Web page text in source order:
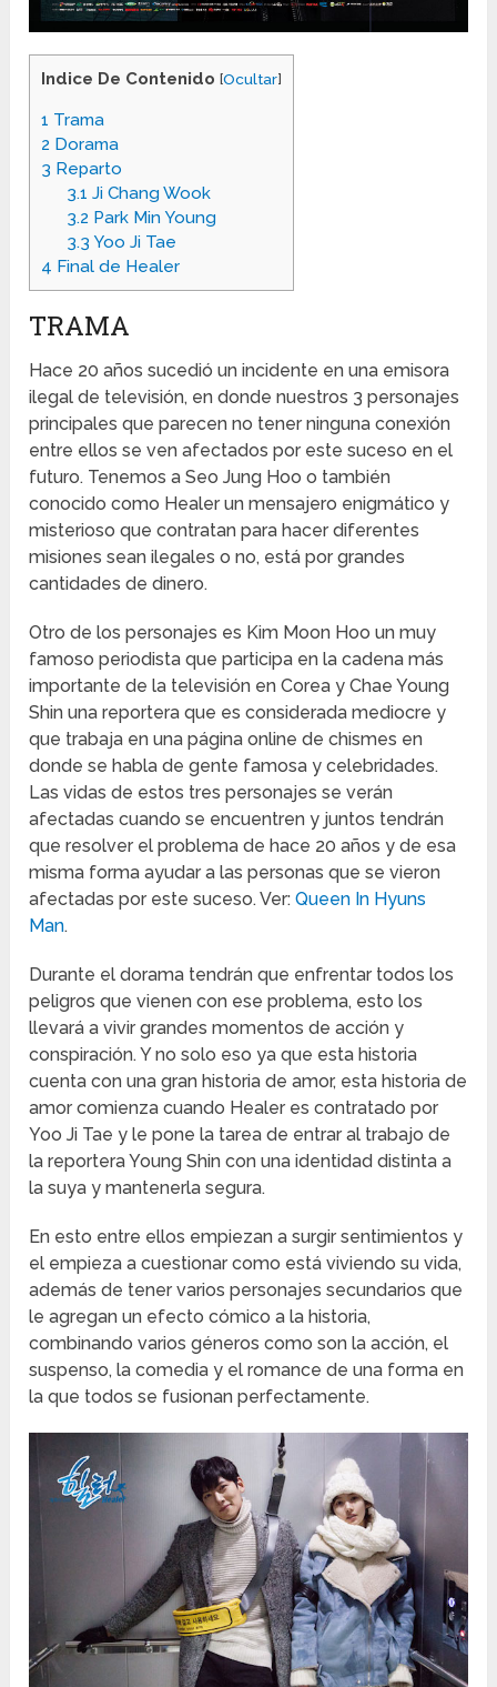
Indice De Contenido [Ocultar]
1 Trama
2 Dorama
3 Reparto
3.1 Ji Chang Wook
3.2 Park Min Young
3.3 Yoo Ji Tae
4 Final de Healer
TRAMA
Hace 20 años sucedió un incidente en una emisora
ilegal de televisión, en donde nuestros 3 personajes
principales que parecen no tener ninguna conexión
entre ellos se ven afectados por este suceso en el
futuro. Tenemos a Seo Jung Hoo o también
conocido como Healer un mensajero enigmático y
misterioso que contratan para hacer diferentes
misiones sean ilegales o no, está por grandes
cantidades de dinero.
Otro de los personajes es Kim Moon Hoo un muy
famoso periodista que participa en la cadena más
importante de la televisión en Corea y Chae Young
Shin una reportera que es considerada mediocre y
que trabaja en una página online de chismes en
donde se habla de gente famosa y celebridades.
Las vidas de estos tres personajes se verán
afectadas cuando se encuentren y juntos tendrán
que resolver el problema de hace 20 años y de esa
misma forma ayudar a las personas que se vieron
afectadas por este suceso. Ver:Queen In Hyuns
Man.
Durante el dorama tendrán que enfrentar todos los
peligros que vienen con ese problema, esto los
llevará a vivir grandes momentos de acción y
conspiración. Y no solo eso ya que esta historia
cuenta con una gran historia de amor, esta historia de
amor comienza cuando Healer es contratado por
Yoo Ji Tae y le pone la tarea de entrar al trabajo de
la reportera Young Shin con una identidad distinta a
la suya y mantenerla segura.
En esto entre ellos empiezan a surgir sentimientos y
el empieza a cuestionar como está viviendo su vida,
además de tener varios personajes secundarios que
le agregan un efecto cómico a la historia,
combinando varios géneros como son la acción, el
suspenso, la comedia y el romance de una forma en
la que todos se fusionan perfectamente.